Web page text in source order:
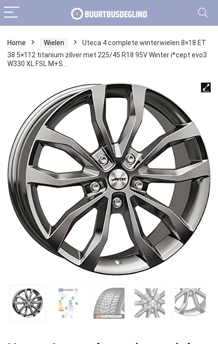
Home Wielen
Uteca 4 complete winterwielen 8×18 ET
38 5×112 titanium zilver met 225/45 R18 95V Winter i*cept evo3
W330 XL FSL M+S…